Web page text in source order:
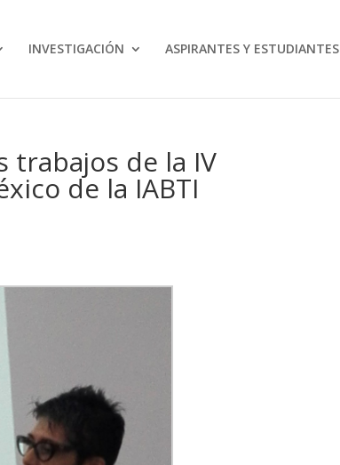
INVESTIGACIÓN ASPIRANTES Y ESTUDIANTES
trabajos de la IV
de la IABTI